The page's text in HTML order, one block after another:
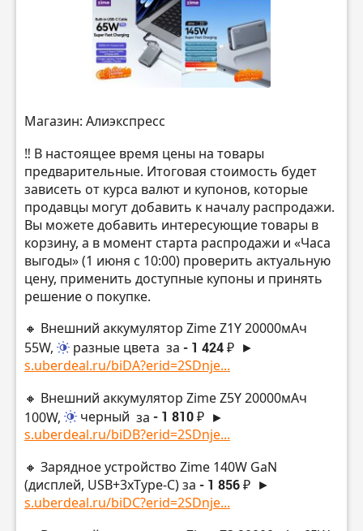
Магазин: Алиэкспресс
‼️ В настоящее время цены на товары
предварительные. Итоговая стоимость будет
зависеть от курса валют и купонов, которые
продавцы могут добавить к началу распродажи.
Вы можете добавить интересующие товары в
корзину, а в момент старта распродажи и «Часа
выгоды» (1 июня с 10:00) проверить актуальную
цену, применить доступные купоны и принять
решение о покупке.
🔸 Внешний аккумулятор Zime Z1Y 20000мАч
55W,
разные цвета за - 1 424 ₽ ►
s.uberdeal.ru/biDA?erid=2SDnje...
🔸 Внешний аккумулятор Zime Z5Y 20000мАч
100W,
черный за - 1 810 ₽ ►
s.uberdeal.ru/biDB?erid=2SDnje...
🔸 Зарядное устройство Zime 140W GaN
(дисплей, USB+3xType-C) за - 1 856 ₽ ►
s.uberdeal.ru/biDC?erid=2SDnje...